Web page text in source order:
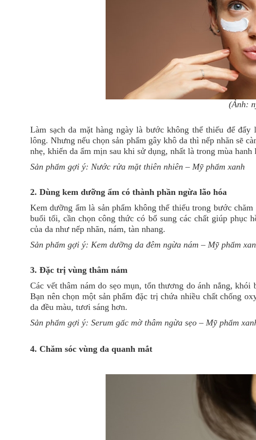
(Ảnh:
Làm sạch da mặt hàng ngày là bước không thể thiếu để
lông. Nhưng nếu chọn sản phẩm gây khô da thì nếp nhăn sẽ
nhẹ, khiến da ẩm mịn sau khi sử dụng, nhất là trong mùa hanh
Sản phẩm gợi ý: Nước rửa mặt thiên nhiên – Mỹ phẩm xanh
2. Dùng kem dưỡng ẩm có thành phần ngừa lão hóa
Kem dưỡng ẩm là sản phẩm không thể thiếu trong bước
buổi tối, cần chọn công thức có bổ sung các chất giúp phục
của da như nếp nhăn, nám, tàn nhang.
Sản phẩm gợi ý: Kem dưỡng da đêm ngừa nám – Mỹ phẩm
3. Đặc trị vùng thâm nám
Các vết thâm nám do sẹo mụn, tổn thương do ánh nắng,
Bạn nên chọn một sản phẩm đặc trị chứa nhiều chất chống
da đều màu, tươi sáng hơn.
Sản phẩm gợi ý: Serum gấc mờ thâm ngừa sẹo – Mỹ phẩm
4. Chăm sóc vùng da quanh mắt